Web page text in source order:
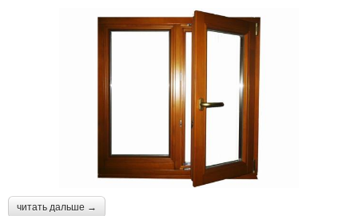
читать дальше →